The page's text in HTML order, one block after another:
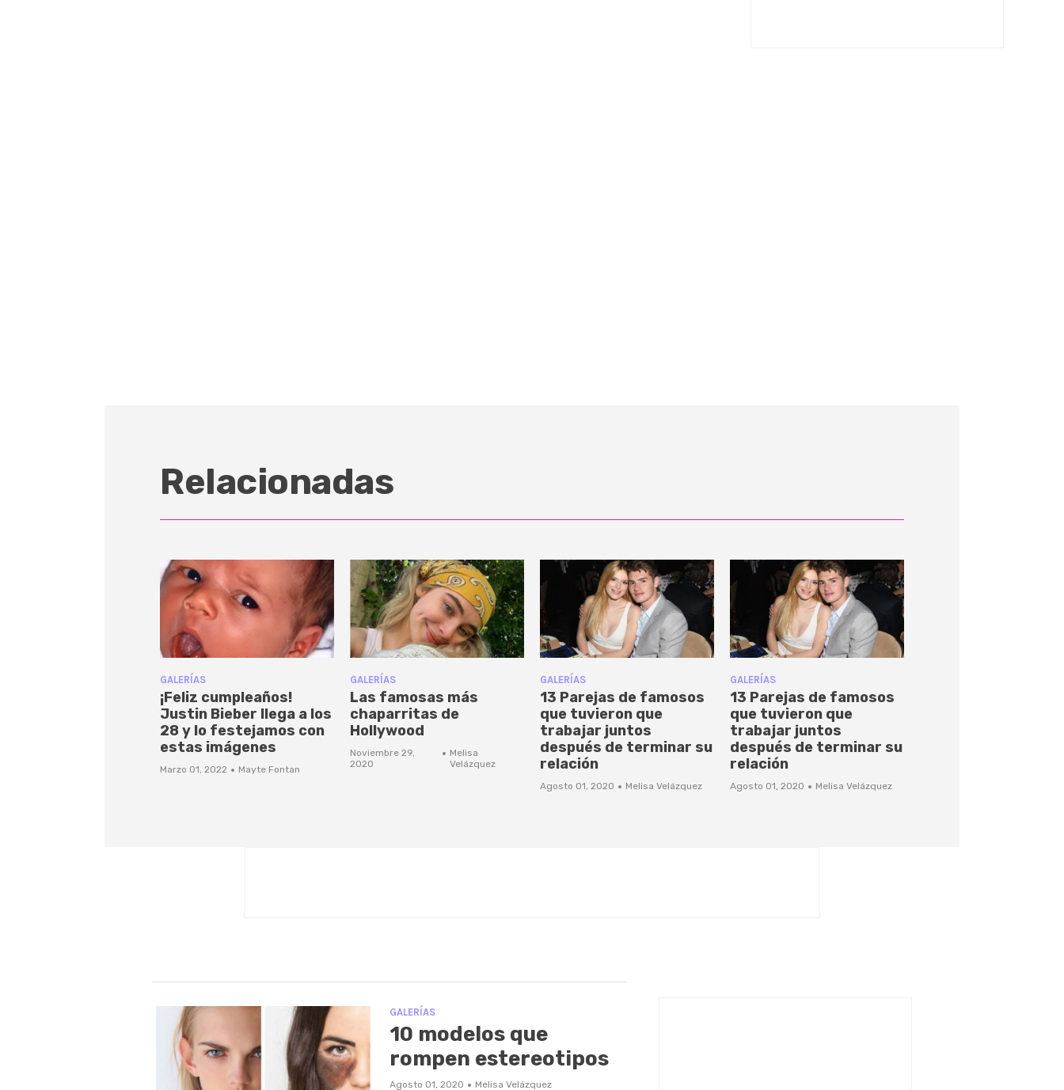
Relacionadas
GALERÍAS
¡Feliz cumpleaños!
Justin Bieber llega a los
28 y lo festejamos con
estas imágenes
Marzo 01, 2022 · Mayte Fontan
GALERÍAS
Las famosas más
chaparritas de
Hollywood
Noviembre 29,
2020
· Melisa
Velázquez
GALERÍAS
13 Parejas de famosos
que tuvieron que
trabajar juntos
después de terminar su
relación
Agosto 01, 2020 · Melisa Velázquez
GALERÍAS
13 Parejas de famosos
que tuvieron que
trabajar juntos
después de terminar su
relación
Agosto 01, 2020 · Melisa Velázquez
GALERÍAS
10 modelos que
rompen estereotipos
Agosto 01, 2020 · Melisa Velázquez